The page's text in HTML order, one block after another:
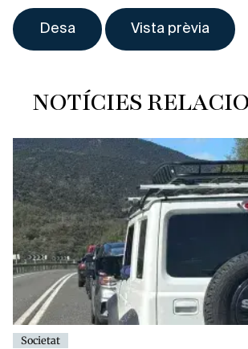
NOTÍCIES
Societat